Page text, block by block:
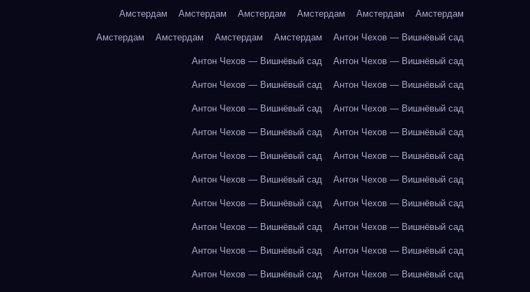
Амстердам Амстердам Амстердам Амстердам Амстердам Амстердам
Амстердам Амстердам Амстердам Амстердам Антон Чехов — Вишнёвый сад
Антон Чехов — Вишнёвый сад Антон Чехов — Вишнёвый сад
Антон Чехов — Вишнёвый сад Антон Чехов — Вишнёвый сад
Антон Чехов — Вишнёвый сад Антон Чехов — Вишнёвый сад
Антон Чехов — Вишнёвый сад Антон Чехов — Вишнёвый сад
Антон Чехов — Вишнёвый сад Антон Чехов — Вишнёвый сад
Антон Чехов — Вишнёвый сад Антон Чехов — Вишнёвый сад
Антон Чехов — Вишнёвый сад Антон Чехов — Вишнёвый сад
Антон Чехов — Вишнёвый сад Антон Чехов — Вишнёвый сад
Антон Чехов — Вишнёвый сад Антон Чехов — Вишнёвый сад
Антон Чехов — Вишнёвый сад Антон Чехов — Вишнёвый сад